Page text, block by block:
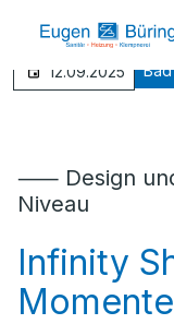
12.09.2025 Bad
⸺ Design und
Niveau
Infinity